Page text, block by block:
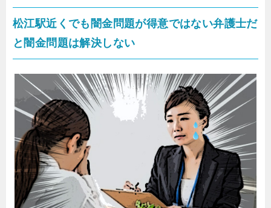
松江駅近くでも闇金問題が得意ではない弁護士だ
と闇金問題は解決しない